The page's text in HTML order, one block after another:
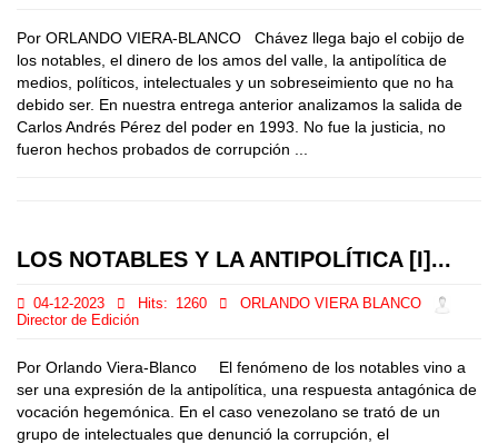
Por ORLANDO VIERA-BLANCO Chávez llega bajo el cobijo de
los notables, el dinero de los amos del valle, la antipolítica de
medios, políticos, intelectuales y un sobreseimiento que no ha
debido ser. En nuestra entrega anterior analizamos la salida de
Carlos Andrés Pérez del poder en 1993. No fue la justicia, no
fueron hechos probados de corrupción ...
LOS NOTABLES Y LA ANTIPOLÍTICA [I]...
04-12-2023 Hits: 1260
ORLANDO VIERA BLANCO
Director de Edición
Por Orlando Viera-Blanco El fenómeno de los notables vino a
ser una expresión de la antipolítica, una respuesta antagónica de
vocación hegemónica. En el caso venezolano se trató de un
grupo de intelectuales que denunció la corrupción, el